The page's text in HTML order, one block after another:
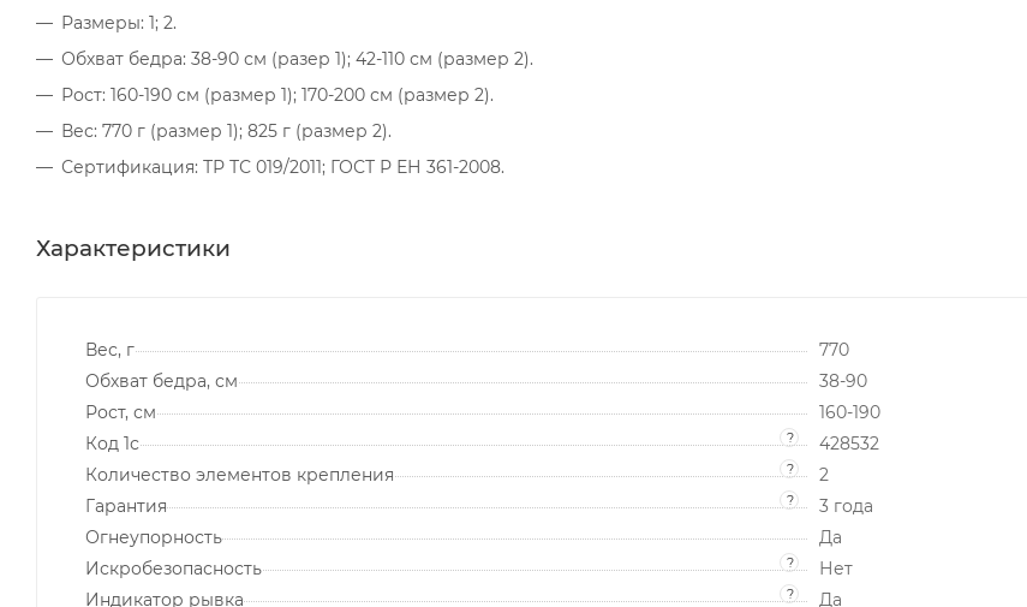
Размеры: 1; 2.
Обхват бедра: 38-90 см (разер 1); 42-110 см (размер 2).
Рост: 160-190 см (размер 1); 170-200 см (размер 2).
Вес: 770 г (размер 1); 825 г (размер 2).
Сертификация: ТР ТС 019/2011; ГОСТ Р ЕН 361-2008.
Характеристики
Вес, г
770
Обхват бедра, см
38-90
Рост, см
160-190
Код 1с
?
428532
Количество элементов крепления
?
2
Гарантия
?
3 года
Огнеупорность
Да
Искробезопасность
?
Нет
Индикатор рывка
?
Да